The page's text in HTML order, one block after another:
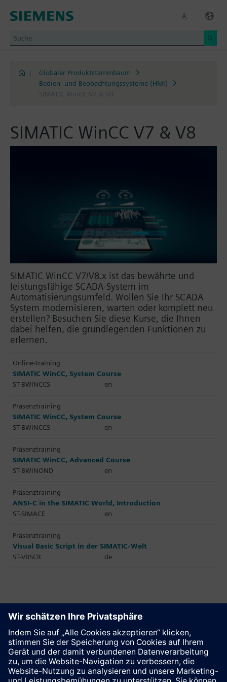
Globaler Produktstammbaum
Bedien- und Beobachtungssysteme (HMI)
SIMATIC WinCC V7 & V8
SIMATIC WinCC V7 & V8
SIMATIC WinCC V7/V8.x ist das bewährte und
leistungsfähige SCADA-System im
Automatisierungsumfeld. Wollen Sie Ihr SCADA
System modernisieren, warten oder komplett neu
erstellen? Besuchen Sie diese Kurse, die Ihnen
dabei helfen, die grundlegenden Funktionen zu
erlernen.
Online-Training
SIMATIC WinCC, System Course
ST-BWINCCS
en
Präsenztraining
SIMATIC WinCC, System Course
ST-BWINCCS
en
Präsenztraining
SIMATIC WinCC, Advanced Course
ST-BWINOND
en
Präsenztraining
ANSI-C in the SIMATIC World, Introduction
ST-SIMACE
en
Präsenztraining
Visual Basic Script in der SIMATIC-Welt
ST-VBSCR
de
Diese Seite weiterempfehlen